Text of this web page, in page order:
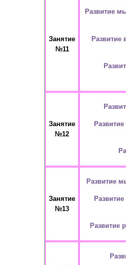
Занятие
№11
Развитие
Развитие
Занятие
№12
Занятие
№13
Развитие
Развитие